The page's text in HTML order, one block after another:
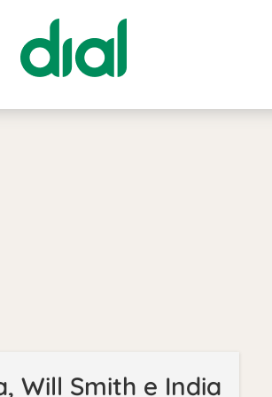
Will Smith e India